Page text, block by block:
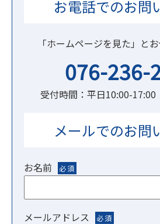
お電話でのお問
「ホームページを見た」と
076-236-
受付時間：平日10:00-17:00
メールでのお問
お名前 必須
メールアドレス 必須